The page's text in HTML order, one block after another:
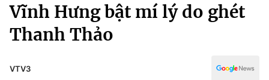
Chính trị
Xã hội
Pháp luật
Truyền hình
Văn hóa - Giải trí
Vĩnh Hưng bật mí lý do ghét
Thanh Thảo
VTV3